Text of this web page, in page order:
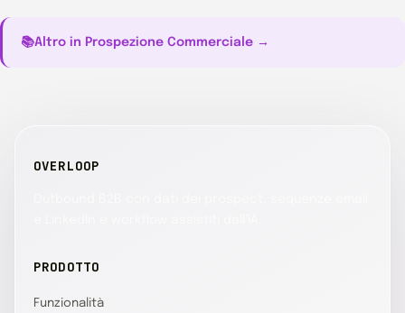
📚Altro in Prospezione Commerciale →
OVERLOOP
PRODOTTO
Funzionalità